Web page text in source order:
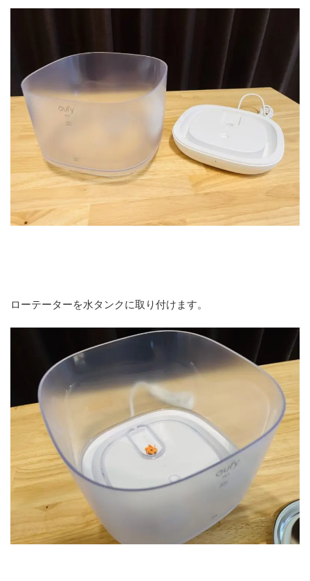
ローテーターを水タンクに取り付けます。